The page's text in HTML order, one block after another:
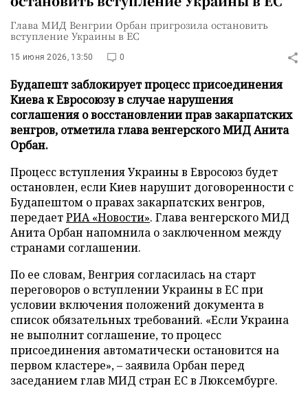
Глава МИД Венгрии Орбан пригрозила остановить
вступление Украины в ЕС
15 июня 2026, 13:50 0
Будапешт заблокирует процесс присоединения
Киева к Евросоюзу в случае нарушения
соглашения о восстановлении прав закарпатских
венгров, отметила глава венгерского МИД Анита
Орбан.
Процесс вступления Украины в Евросоюз будет
остановлен, если Киев нарушит договоренности с
Будапештом о правах закарпатских венгров,
передаетРИА «Новости». Глава венгерского МИД
Анита Орбан напомнила о заключенном между
странами соглашении.
По ее словам, Венгрия согласилась на старт
переговоров о вступлении Украины в ЕС при
условии включения положений документа в
список обязательных требований. «Если Украина
не выполнит соглашение, то процесс
присоединения автоматически остановится на
первом кластере», – заявила Орбан перед
заседанием глав МИД стран ЕС в Люксембурге.